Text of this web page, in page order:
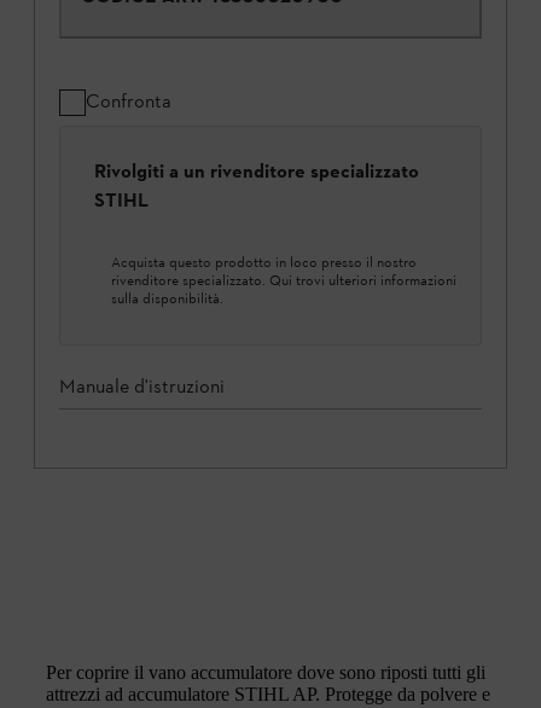
Confronta
Rivolgiti a un rivenditore specializzato
STIHL
Acquista questo prodotto in loco presso il nostro
rivenditore specializzato. Qui trovi ulteriori informazioni
sulla disponibilità.
Manuale d'istruzioni
Per coprire il vano accumulatore dove sono riposti tutti gli
attrezzi ad accumulatore STIHL AP. Protegge da polvere e